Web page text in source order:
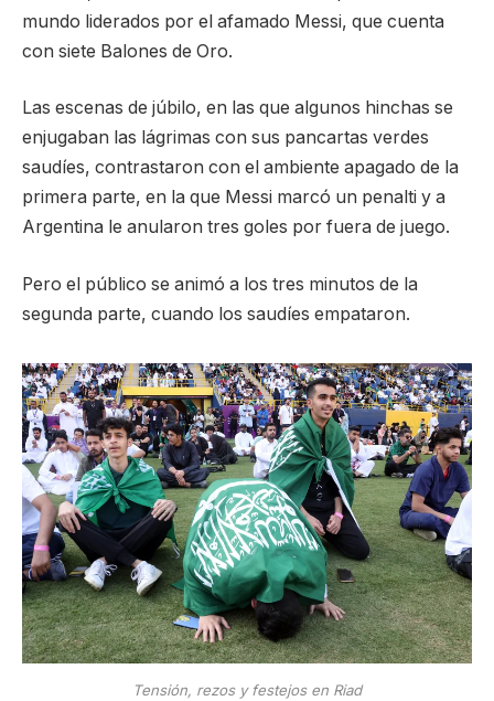
mundo liderados por el afamado Messi, que cuenta
con siete Balones de Oro.
Las escenas de júbilo, en las que algunos hinchas se
enjugaban las lágrimas con sus pancartas verdes
saudíes, contrastaron con el ambiente apagado de la
primera parte, en la que Messi marcó un penalti y a
Argentina le anularon tres goles por fuera de juego.
Pero el público se animó a los tres minutos de la
segunda parte, cuando los saudíes empataron.
Tensión, rezos y festejos en Riad